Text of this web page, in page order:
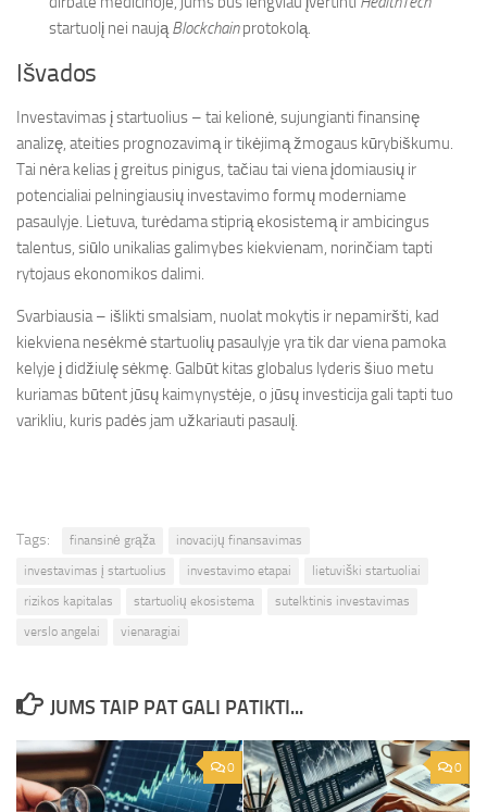
startuolį nei naująBlockchainprotokolą.
Išvados
Investavimas į startuolius – tai kelionė, sujungianti finansinę
analizę, ateities prognozavimą ir tikėjimą žmogaus kūrybiškumu.
Tai nėra kelias į greitus pinigus, tačiau tai viena įdomiausių ir
potencialiai pelningiausių investavimo formų moderniame
pasaulyje. Lietuva, turėdama stiprią ekosistemą ir ambicingus
talentus, siūlo unikalias galimybes kiekvienam, norinčiam tapti
rytojaus ekonomikos dalimi.
Svarbiausia – išlikti smalsiam, nuolat mokytis ir nepamiršti, kad
kiekviena nesėkmė startuolių pasaulyje yra tik dar viena pamoka
kelyje į didžiulę sėkmę. Galbūt kitas globalus lyderis šiuo metu
kuriamas būtent jūsų kaimynystėje, o jūsų investicija gali tapti tuo
varikliu, kuris padės jam užkariauti pasaulį.
Tags: finansinė grąža
inovacijų finansavimas
investavimas į startuolius
investavimo etapai
lietuviški startuoliai
rizikos kapitalas
startuolių ekosistema
sutelktinis investavimas
verslo angelai
vienaragiai
JUMS TAIP PAT GALI PATIKTI...
0 0